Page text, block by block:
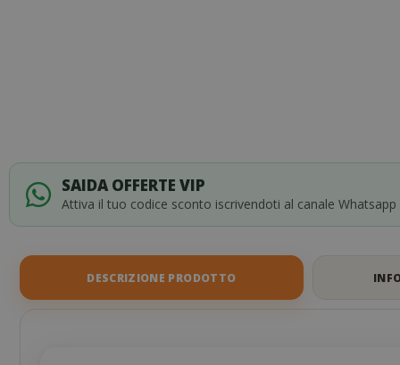
SAIDA OFFERTE VIP
Attiva il tuo codice sconto iscrivendoti al canale Whatsapp
DESCRIZIONE PRODOTTO